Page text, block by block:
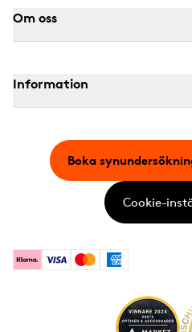
Om oss
Information
KlarnaVisa MastercardAmerican
Boka
Cookie-